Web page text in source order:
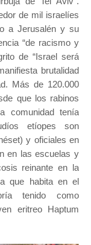
de mil israelíes
a Jerusalén y su
“de racismo y
de “Israel será
brutalidad
Más de 120.000
que los rabinos
comunidad tenía
etíopes son
y oficiales en
en las escuelas y
reinante en la
que habita en el
tenido como
eritreo Haptum